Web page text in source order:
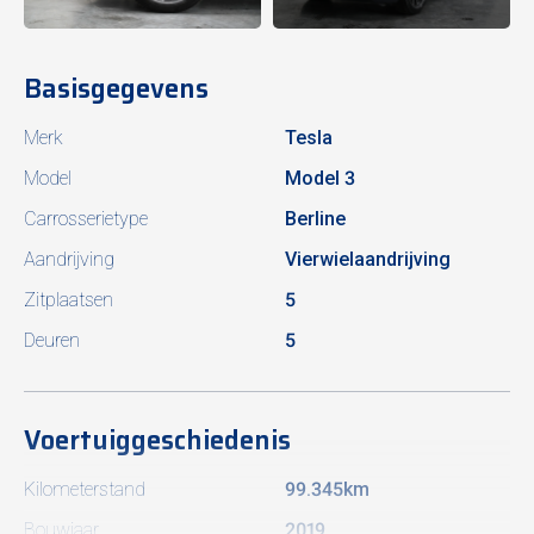
Basisgegevens
Merk
Tesla
Model
Model 3
Carrosserietype
Berline
Aandrijving
Vierwielaandrijving
Zitplaatsen
5
Deuren
5
Voertuiggeschiedenis
Kilometerstand
99.345km
Bouwjaar
2019